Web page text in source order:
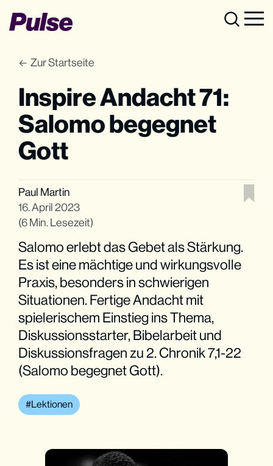
Zur Startseite
Inspire Andacht 71:
Salomo begegnet
Gott
Paul Martin
16. April 2023
(6 Min. Lesezeit)
Salomo erlebt das Gebet als Stärkung.
Es ist eine mächtige und wirkungsvolle
Praxis, besonders in schwierigen
Situationen. Fertige Andacht mit
spielerischem Einstieg ins Thema,
Diskussionsstarter, Bibelarbeit und
Diskussionsfragen zu 2. Chronik 7,1-22
(Salomo begegnet Gott).
Lektionen